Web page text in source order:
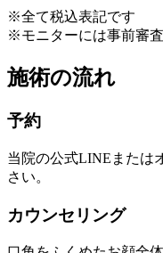
※全て税込表記です
※モニターには事前審査
施術の流れ
予約
当院の公式LINEまたは
さい。
カウンセリング